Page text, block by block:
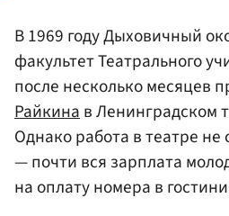
В 1969 году Дыховичный
факультет Театрального
после несколько месяцев
Райкинав Ленинградском
Однако работа в театре не
— почти вся зарплата
на оплату номера в